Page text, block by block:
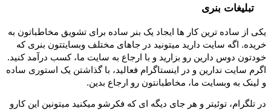
تبلیغات بنری
یکی از ساده ترین کار ها ایجاد یک بنر ساده برای تشویق مخاطباتون به
خریده. اگه سایت دارید میتونید در جاهای مختلف وبسایتتون بنری که
خودتون دوس دارین رو بزارید و با ارجاع به سایت ما، کسب درآمد کنید.
اگرم سایت ندارین و در اینستاگرام فعالید، با گذاشتن یک استوری ساده
و لینک به وبسایت ما، مخاطبانتون رو ارجاع بدین.
در تلگرام، توئیتر و هر جای دیگه ای که فکرشو میکنید میتونین این کارو